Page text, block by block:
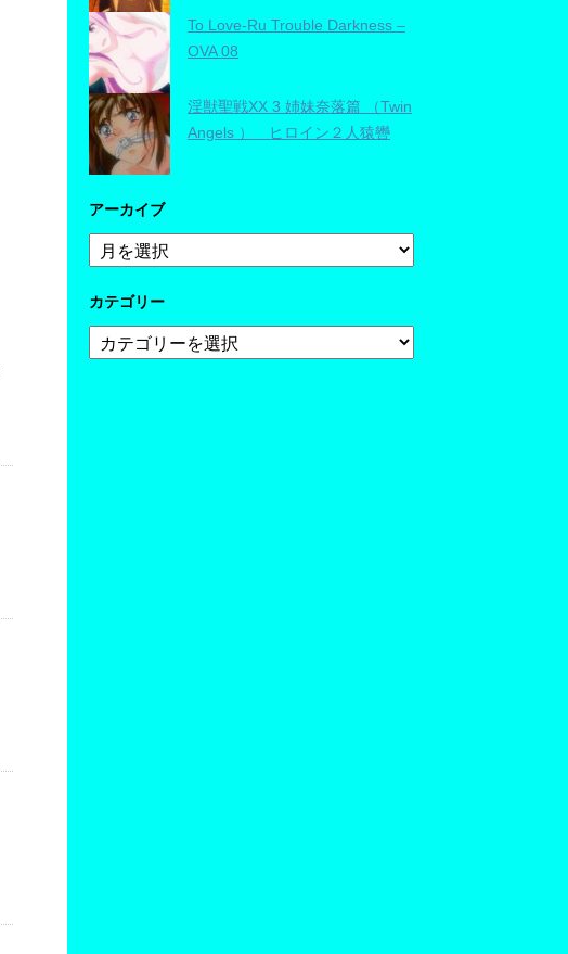
To Love-Ru Trouble Darkness –
OVA 08
淫獣聖戦XX 3 姉妹奈落篇 （Twin
Angels ） ヒロイン２人猿轡
アーカイブ
ア
ー
イ
カテゴリー
テ